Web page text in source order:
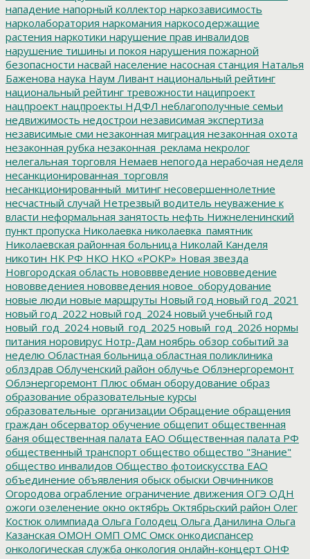
нападение напорный коллектор наркозависимость
нарколаборатория наркомания наркосодержащие
растения наркотики нарушение прав инвалидов
нарушение тишины и покоя нарушения пожарной
безопасности насвай население насосная станция Наталья
Баженова наука Наум Ливант национальный рейтинг
национальный рейтинг тревожности наципроект
нацпроект нацпроекты НДФЛ неблагополучные семьи
недвижимость недострои независимая экспертиза
независимые сми незаконная миграция незаконная охота
незаконная рубка незаконная_реклама некролог
нелегальная торговля Немаев непогода нерабочая неделя
несанкционированная_торговля
несанкционированный_митинг несовершеннолетние
несчастный случай Нетрезвый водитель неуважение к
власти неформальная занятость нефть Нижнеленинский
пункт пропуска Николаевка николаевка_памятник
Николаевская районная больница Николай Канделя
никотин НК РФ НКО НКО «РОКР» Новая звезда
Новгородская область нововвведение нововведение
нововведениея нововведения новое_оборудование
новые люди новые маршруты Новый год новый год_2021
новый год_2022 новый год_2024 новый учебный год
новый_год_2024 новый_год_2025 новый_год_2026 нормы
питания норовирус Нотр-Дам ноябрь обзор событий за
неделю Областная больница областная поликлиника
облздрав Облученский район облучье Облэнергоремонт
Облэнергоремонт Плюс обман оборудование образ
образование образовательные курсы
образовательные_организации Обращение обращения
граждан обсерватор обучение общепит общественная
баня общественная палата ЕАО Общественная палата РФ
общественный транспорт общество общество "Знание"
общество инвалидов Общество фотоискусства ЕАО
объединение объявления обыск обыски Овчинников
Огородова ограбление ограничение движения ОГЭ ОДН
ожоги озеленение окно октябрь Октябрьский район Олег
Костюк олимпиада Ольга Голодец Ольга Данилина Ольга
Казанская ОМОН ОМП ОМС Омск онкодиспансер
онкологическая служба онкология онлайн-концерт ОНФ